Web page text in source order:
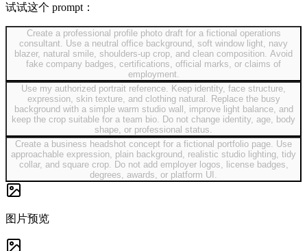
试试这个 prompt：
Create a professional profile photo draft for a fictional operations
consultant. Use a neutral office background, soft window light, navy
blazer, natural smile, shoulders-up crop, and clean composition. Avoid
fake company badges, certifications, official marks, or claims of
employment.
Use my authorized portrait reference. Keep identity, face structure,
expression, skin texture, and clothing natural. Replace the busy
background with a simple warm studio wall, improve light balance, and
keep the crop suitable for a team bio. Do not change identity, age, body
shape, or professional status.
Create a business headshot concept for a fictional portfolio page. Use
approachable expression, plain background, realistic studio lighting, tidy
collar, and square crop. Do not add employer logos, license badges,
degrees, awards, or platform UI.
图片预览